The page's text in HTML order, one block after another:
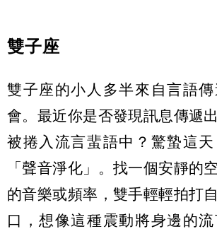
雙子座
雙子座的小人多半來自言語
會。最近你是否發現訊息傳遞
被捲入流言蜚語中？驚蟄這
「聲音淨化」。找一個安靜的
的音樂或頻率，雙手輕輕拍打
口，想像這種震動將身邊的